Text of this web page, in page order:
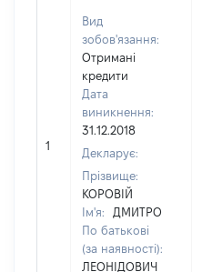
1
Вид
зобов'язання:
Отримані
кредити
Дата
виникнення:
31.12.2018
Декларує:
Прізвище:
КОРОВІЙ
Ім'я:
ДМИТРО
По батькові
(за наявності):
ЛЕОНІДОВИЧ